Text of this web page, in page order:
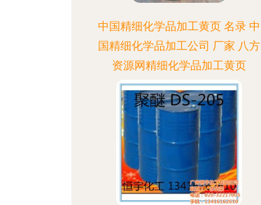
中国精细化学品加工黄页 名录 中
国精细化学品加工公司 厂家 八方
资源网精细化学品加工黄页